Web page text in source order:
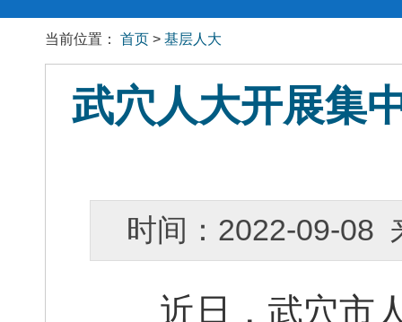
当前位置： 首页 > 基层人大
武穴人大开展集
时间：2022-09-
近日，武穴市人